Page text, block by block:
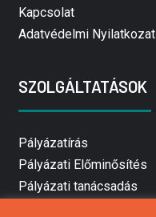
Kapcsolat
Adatvédelmi Nyilatkozat
SZOLGÁLTATÁSOK
Pályázatírás
Pályázati Előminősítés
Pályázati tanácsadás